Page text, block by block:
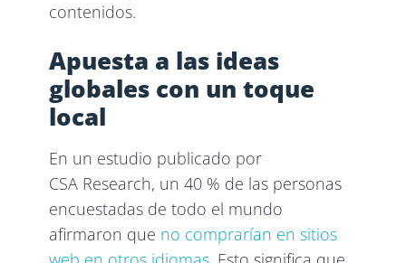
contenidos.
Apuesta a las ideas
globales con un toque
local
En un estudio publicado por
CSA Research, un 40 % de las personas
encuestadas de todo el mundo
afirmaron que no comprarían en sitios